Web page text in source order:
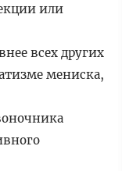
или
всех других
мениска,